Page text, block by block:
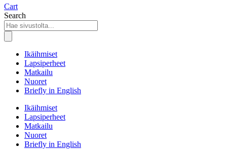
Cart
Search
Ikäihmiset
Lapsiperheet
Matkailu
Nuoret
Briefly in English
Ikäihmiset
Lapsiperheet
Matkailu
Nuoret
Briefly in English